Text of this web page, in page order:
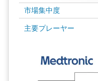
市場集中度
主要プレーヤー
画像 © Mordor Intelligence